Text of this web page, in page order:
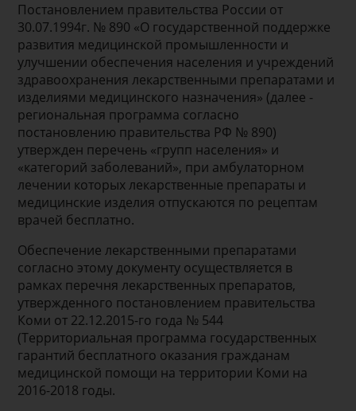
Постановлением правительства России от
30.07.1994г. № 890 «О государственной поддержке
развития медицинской промышленности и
улучшении обеспечения населения и учреждений
здравоохранения лекарственными препаратами и
изделиями медицинского назначения» (далее -
региональная программа согласно
постановлению правительства РФ № 890)
утвержден перечень «групп населения» и
«категорий заболеваний», при амбулаторном
лечении которых лекарственные препараты и
медицинские изделия отпускаются по рецептам
врачей бесплатно.
Обеспечение лекарственными препаратами
согласно этому документу осуществляется в
рамках перечня лекарственных препаратов,
утвержденного постановлением правительства
Коми от 22.12.2015-го года № 544
(Территориальная программа государственных
гарантий бесплатного оказания гражданам
медицинской помощи на территории Коми на
2016-2018 годы.